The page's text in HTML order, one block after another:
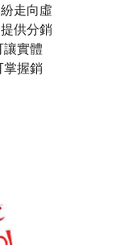
走向虛
供分銷
實體
掌握銷